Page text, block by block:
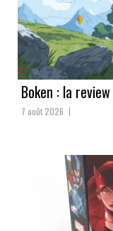
Boken : la review
7 août 2026